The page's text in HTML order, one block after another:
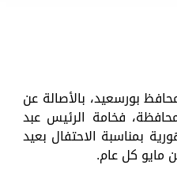
بورسعيد، بالأصالة عن
فخامة الرئيس عبد
بمناسبة الاحتفال بعيد
مايو كل عام.